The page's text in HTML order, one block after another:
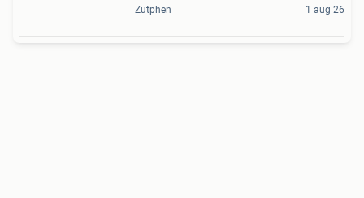
Zutphen 1 aug 26